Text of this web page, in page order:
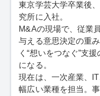
東京学芸大学卒業後
究所に入社。
M&Aの現場で、従業
与える意思決定の重
く“想いをつなぐ”支
になる。
現在は、一次産業、
幅広い業種を担当。